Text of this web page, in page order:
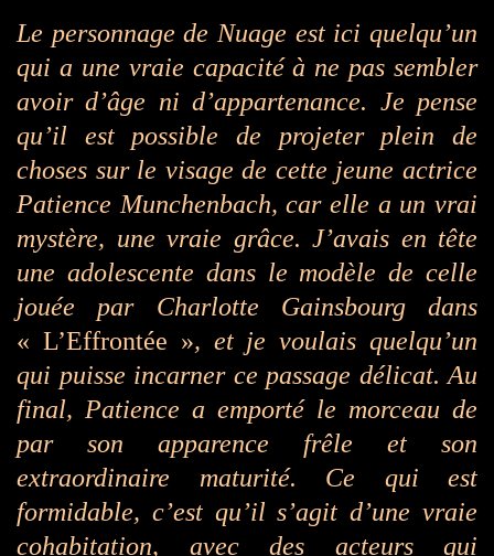
Le personnage de Nuage est ici quelqu’un
qui a une vraie capacité à ne pas sembler
avoir d’âge ni d’appartenance. Je pense
qu’il est possible de projeter plein de
choses sur le visage de cette jeune actrice
Patience Munchenbach, car elle a un vrai
mystère, une vraie grâce. J’avais en tête
une adolescente dans le modèle de celle
jouée par Charlotte Gainsbourg dans
« L’Effrontée », et je voulais quelqu’un
qui puisse incarner ce passage délicat. Au
final, Patience a emporté le morceau de
par son apparence frêle et son
extraordinaire maturité. Ce qui est
formidable, c’est qu’il s’agit d’une vraie
cohabitation, avec des acteurs qui